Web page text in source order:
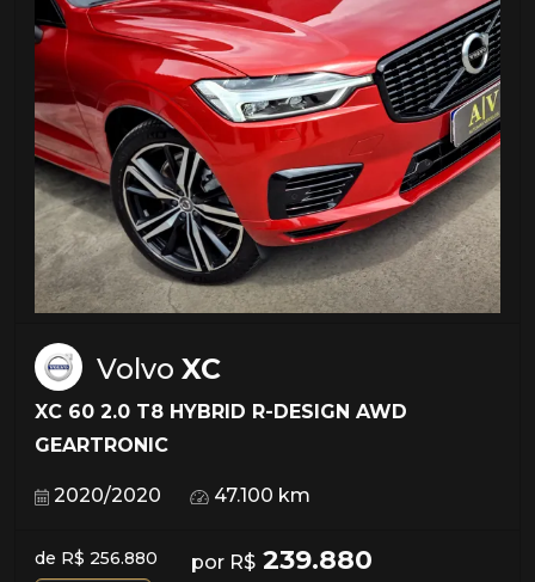
Volvo XC
XC 60 2.0 T8 HYBRID R-DESIGN AWD
GEARTRONIC
2020/2020 47.100 km
de R$ 256.880 por R$ 239.880